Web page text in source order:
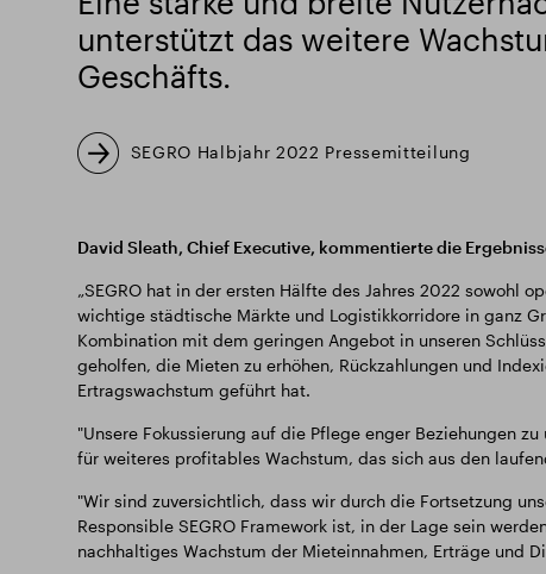
unterstützt das weitere
Geschäfts.
SEGRO Halbjahr 2022 Pressemitteilung
David Sleath, Chief Executive, kommentierte die
„SEGRO hat in der ersten Hälfte des Jahres 2022 sowohl
wichtige städtische Märkte und Logistikkorridore in ganz
Kombination mit dem geringen Angebot in unseren
geholfen, die Mieten zu erhöhen, Rückzahlungen und
Ertragswachstum geführt hat.
"Unsere Fokussierung auf die Pflege enger Beziehungen
für weiteres profitables Wachstum, das sich aus den
"Wir sind zuversichtlich, dass wir durch die Fortsetzung
Responsible SEGRO Framework ist, in der Lage sein
nachhaltiges Wachstum der Mieteinnahmen, Erträge und